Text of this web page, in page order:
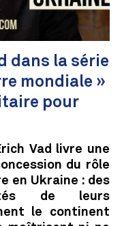
dans la série
mondiale »
pour
Vad livre une
du rôle
en Ukraine : des
de leurs
le continent